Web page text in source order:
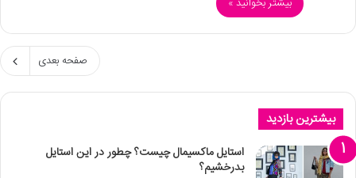
صفحه بعدی
بیشترین بازدید
استایل ماکسیمال چیست؟ چطور در این استایل
بدرخشیم؟